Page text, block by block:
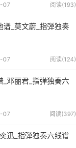
07 阅读(193)
_莫文蔚_指弹独奏
07 阅读(124)
邓丽君_指弹独奏六
07 阅读(397)
迅_指弹独奏六线谱